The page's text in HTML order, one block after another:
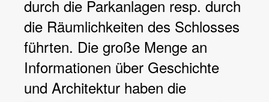
durch die Parkanlagen resp. durch
die Räumlichkeiten des Schlosses
führten. Die große Menge an
Informationen über Geschichte
und Architektur haben die